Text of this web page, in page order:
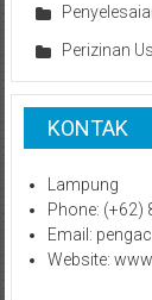
Perizinan
KONTAK
Lampung
Phone: (+62)
Email:
Website: